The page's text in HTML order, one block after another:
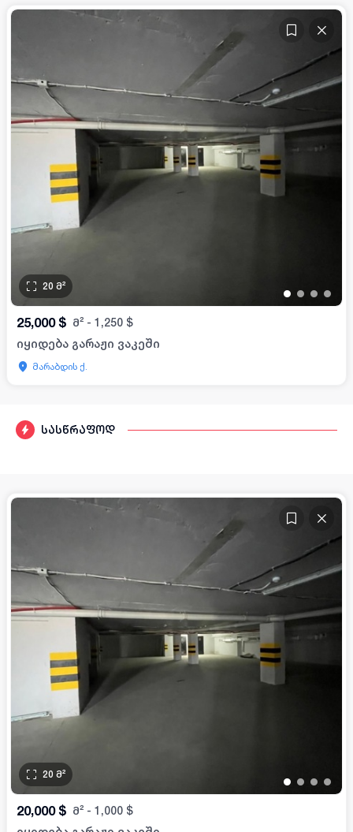
სასწრაფოდ
• • • •
20 მ²
25,000 $ მ² - 1,250 $
იყიდება გარაჟი ვაკეში
მარაბდის ქ.
• • • •
20 მ²
20,000 $ მ² - 1,000 $